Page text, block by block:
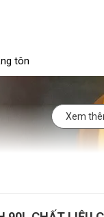
tôn
Xem